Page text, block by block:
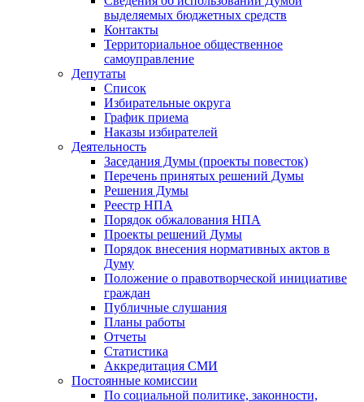
выделяемых бюджетных средств
Контакты
Территориальное общественное
самоуправление
Депутаты
Список
Избирательные округа
График приема
Наказы избирателей
Деятельность
Заседания Думы (проекты повесток)
Перечень принятых решений Думы
Решения Думы
Реестр НПА
Порядок обжалования НПА
Проекты решений Думы
Порядок внесения нормативных актов в
Думу
Положение о правотворческой инициативе
граждан
Публичные слушания
Планы работы
Отчеты
Статистика
Аккредитация СМИ
Постоянные комиссии
По социальной политике, законности,